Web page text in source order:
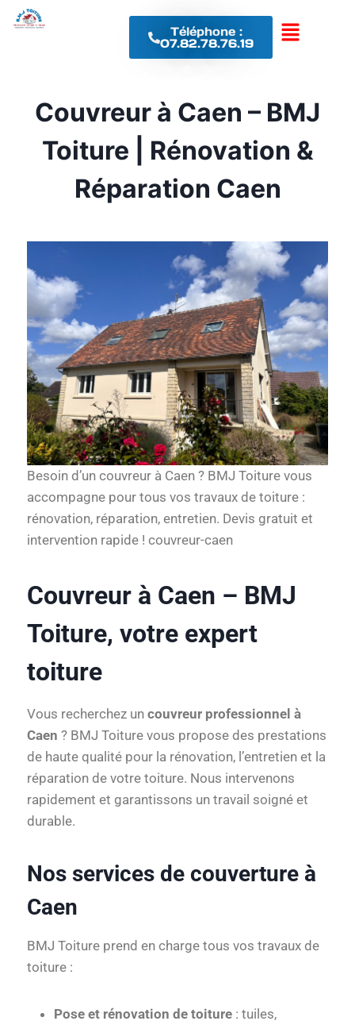
Téléphone :
07.82.78.76.19
Couvreur à Caen – BMJ
Toiture | Rénovation &
Réparation Caen
Besoin d’un couvreur à Caen ? BMJ Toiture vous
accompagne pour tous vos travaux de toiture :
rénovation, réparation, entretien. Devis gratuit et
intervention rapide ! couvreur-caen
Couvreur à Caen – BMJ
Toiture, votre expert
toiture
Vous recherchez un couvreur professionnel à
Caen ? BMJ Toiture vous propose des prestations
de haute qualité pour la rénovation, l’entretien et la
réparation de votre toiture. Nous intervenons
rapidement et garantissons un travail soigné et
durable.
Nos services de couverture à
Caen
BMJ Toiture prend en charge tous vos travaux de
toiture :
Pose et rénovation de toiture : tuiles,